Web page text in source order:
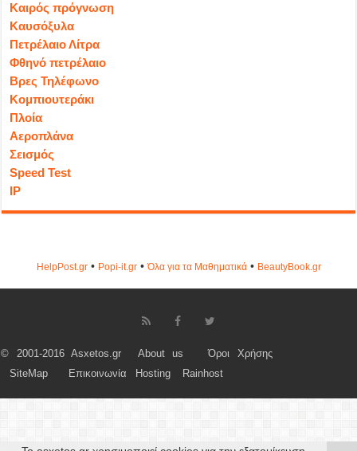
Καιρός πρόγνωση
Καυσόξυλα
Πετρέλαιο Λίτρα
Φθηνό πετρέλαιο
Βρες Τηλέφωνο
Κομπιουτεράκι
Πλοία
Αεροπλάνα
Σεισμός
Speed Test
IP
HelpPost.gr• Popi-it.gr•Όλα για τα Μαθηματικά• ΒeautyΒook.gr
© 2001-2016 Asxetos.gr About us
Όροι Χρήσης
SiteMap
Επικοινωνία Hosting Rainhost